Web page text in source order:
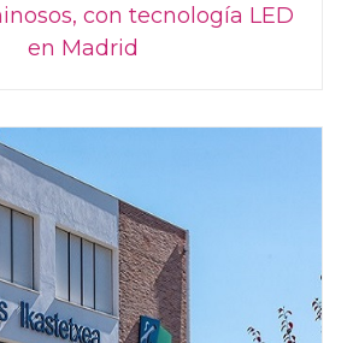
con tecnología LED
en Madrid